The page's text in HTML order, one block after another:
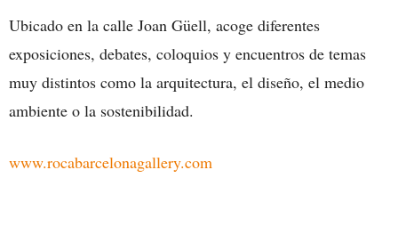
Ubicado en la calle Joan Güell, acoge diferentes
exposiciones, debates, coloquios y encuentros de temas
muy distintos como la arquitectura, el diseño, el medio
ambiente o la sostenibilidad.
www.rocabarcelonagallery.com